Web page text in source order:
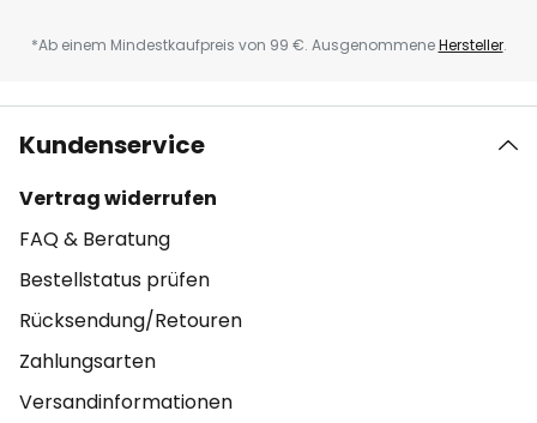
*Ab einem Mindestkaufpreis von 99 €. AusgenommeneHersteller.
Kundenservice
Vertrag widerrufen
FAQ & Beratung
Bestellstatus prüfen
Rücksendung/Retouren
Zahlungsarten
Versandinformationen